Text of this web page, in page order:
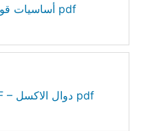
أساسيات قواعد اللغة الإنجليزية pdf
Excel Functions PDF – دوال الاكسل pdf